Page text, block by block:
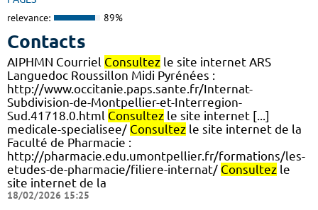
relevance: 89%
Contacts
AIPHMN Courriel Consultez le site internet ARS
Languedoc Roussillon Midi Pyrénées :
http://www.occitanie.paps.sante.fr/Internat-
Subdivision-de-Montpellier-et-Interregion-
Sud.41718.0.html Consultez le site internet [...]
medicale-specialisee/ Consultez le site internet de la
Faculté de Pharmacie :
http://pharmacie.edu.umontpellier.fr/formations/les-
etudes-de-pharmacie/filiere-internat/ Consultez le
site internet de la
18/02/2026 15:25